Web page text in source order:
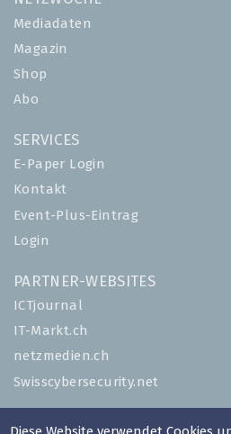
Mediadaten
Magazin
Shop
Abo
SERVICES
E-Paper Login
Kontakt
Event-Plus-Eintrag
Login
PARTNER-WEBSITES
ICTjournal
IT-Markt.ch
netzmedien.ch
Swisscybersecurity.net
© NETZMEDIEN AG 2026